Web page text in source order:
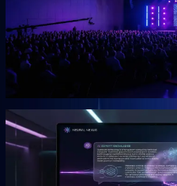
Europas führender KI-Kongress für
Die OGcon bringt die besten Köpfe
Bühne. 15.000 Anmeldungen 2024,
den Jahren 2023 und 2024. Live
VIP-Ticket.
Gründer
Snipbird
Die KI-Plattform für Unternehmer.